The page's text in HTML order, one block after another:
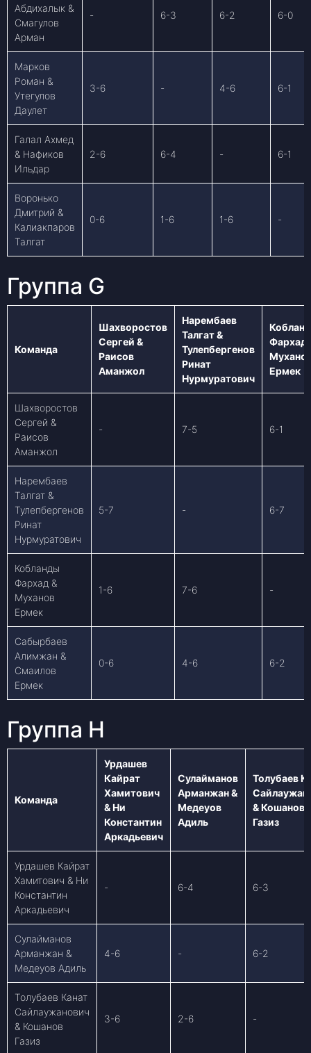
Абдихалык &
Смагулов
Арман
- 6-3 6-2 6-0
Марков
Роман &
Утегулов
Даулет
3-6 - 4-6 6-1
Галал Ахмед
& Нафиков
Ильдар
2-6 6-4 - 6-1
Воронько
Дмитрий &
Калиакпаров
Талгат
0-6 1-6 1-6 -
Группа G
Команда
Шахворостов
Сергей &
Раисов
Аманжол
Нарембаев
Талгат &
Тулепбергенов
Ринат
Нурмуратович
Фархад
Ермек
Шахворостов
Сергей &
Раисов
Аманжол
- 7-5 6-1
Нарембаев
Талгат &
Тулепбергенов
Ринат
Нурмуратович
5-7 - 6-7
Кобланды
Фархад &
Муханов
Ермек
1-6 7-6 -
Сабырбаев
Алимжан &
Смаилов
Ермек
0-6 4-6 6-2
Группа H
Команда
Урдашев
Кайрат
Хамитович
& Ни
Константин
Аркадьевич
Сулайманов
Арманжан &
Медеуов
Адиль
Толубаев
& Кошанов
Газиз
Урдашев Кайрат
Хамитович & Ни
Константин
Аркадьевич
- 6-4 6-3
Сулайманов
Арманжан &
Медеуов Адиль
4-6 - 6-2
Толубаев Канат
Сайлаужанович
& Кошанов
Газиз
3-6 2-6 -